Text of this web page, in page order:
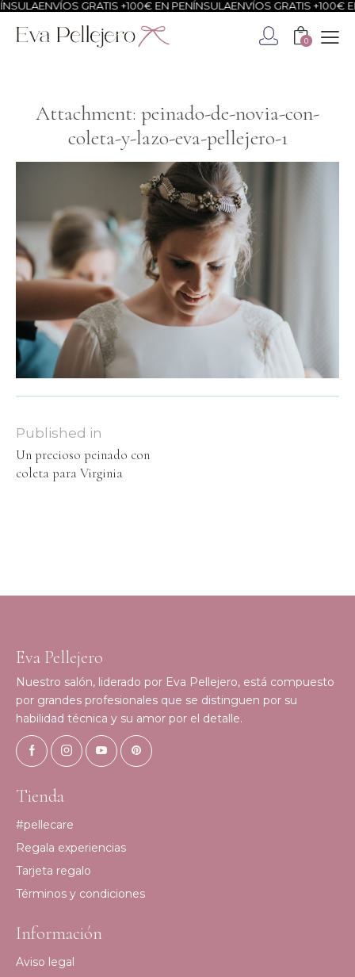
ENVÍOS GRATIS +100€ EN PENÍNSULAENVÍOS GRATIS +100€ EN
0
Attachment: peinado-de-novia-con-
coleta-y-lazo-eva-pellejero-1
Published in
Un precioso peinado con
coleta para Virginia
Eva Pellejero
Nuestro salón, liderado por Eva Pellejero, está compuesto
por grandes profesionales que se distinguen por su
habilidad técnica y su amor por el detalle.
Tienda
#pellecare
Regala experiencias
Tarjeta regalo
Términos y condiciones
Información
Aviso legal